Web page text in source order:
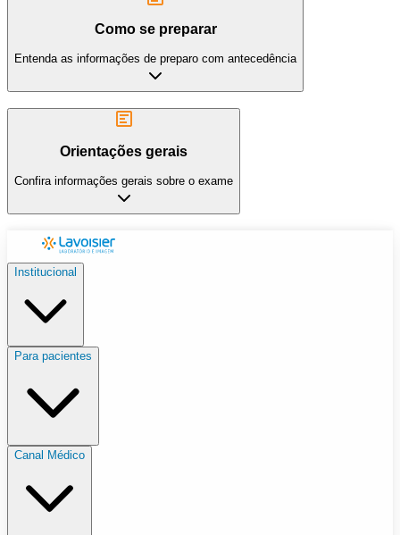
Como se preparar
Entenda as informações de preparo com antecedência
Orientações gerais
Confira informações gerais sobre o exame
Institucional
Para pacientes
Canal Médico